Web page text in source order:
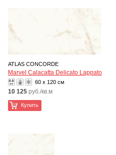
ATLAS CONCORDE
Marvel Calacatta Delicato Lappato
60 x 120 см
10 125 руб./кв.м
Купить